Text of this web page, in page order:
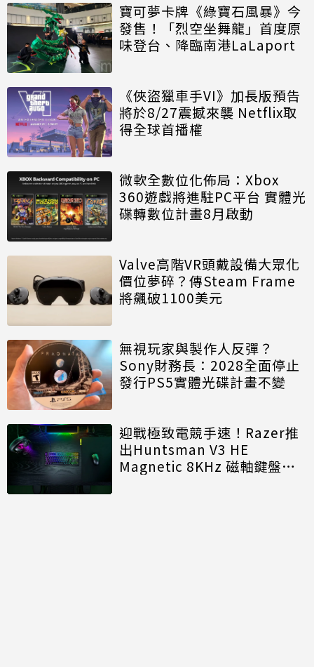
寶可夢卡牌《綠寶石風暴》今
發售！「烈空坐舞龍」首度原
味登台、降臨南港LaLaport
《俠盜獵車手VI》加長版預告
將於8/27震撼來襲 Netflix取
得全球首播權
微軟全數位化佈局：Xbox
360遊戲將進駐PC平台 實體光
碟轉數位計畫8月啟動
Valve高階VR頭戴設備大眾化
價位夢碎？傳Steam Frame
將飆破1100美元
無視玩家與製作人反彈？
Sony財務長：2028全面停止
發行PS5實體光碟計畫不變
迎戰極致電競手速！Razer推
出Huntsman V3 HE
Magnetic 8KHz 磁軸鍵盤效